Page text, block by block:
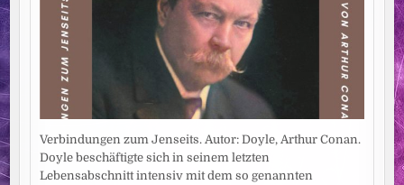
Verbindungen zum Jenseits. Autor: Doyle, Arthur Conan.
Doyle beschäftigte sich in seinem letzten
Lebensabschnitt intensiv mit dem so genannten